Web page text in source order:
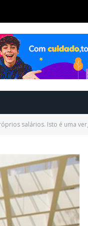
salários. Isto é uma